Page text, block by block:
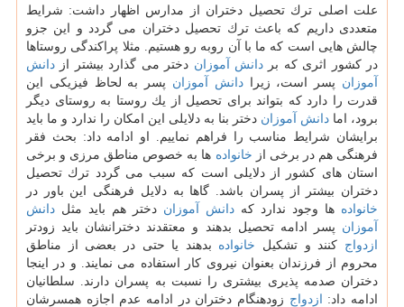
علت اصلی ترك تحصیل دختران از مدارس اظهار داشت: شرایط
متعددی داریم كه باعث ترك تحصیل دختران می گردد و این جزو
چالش هایی است كه ما با آن روبه رو هستیم. مثلا پراكندگی روستاها
در كشور اثری كه بردانش آموزان دختر می گذارد بیشتر از دانش
آموزان پسر است، زیرادانش آموزان پسر به لحاظ فیزیكی این
قدرت را دارد كه بتواند برای تحصیل از یك روستا به روستای دیگر
برود، اما دانش آموزان دختر بنا به دلایلی این امكان را ندارد و ما باید
برایشان شرایط مناسب را فراهم نماییم. او ادامه داد: بحث فقر
فرهنگی هم در برخی از خانواده ها به خصوص مناطق مرزی و برخی
استان های كشور از دلایلی است كه سبب می گردد ترك تحصیل
دختران بیشتر از پسران باشد. گاها به دلایل فرهنگی این باور در
خانواده ها وجود ندارد كه دانش آموزان دختر هم باید مثل دانش
آموزان پسر ادامه تحصیل بدهند و معتقدند دخترانشان باید زودتر
ازدواج كنند و تشكیل خانواده بدهند یا حتی در بعضی از مناطق
محروم از فرزندان بعنوان نیروی كار استفاده می نمایند. و در اینجا
دختران صدمه پذیری بیشتری را نسبت به پسران دارند. سلطانیان
ادامه داد: ازدواج زودهنگام دختران در ادامه عدم اجازه همسرشان